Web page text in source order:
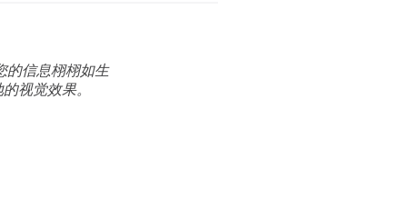
的信息栩栩如生
视觉效果。